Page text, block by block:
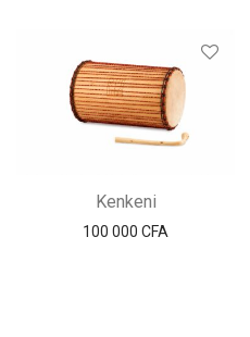
Kenkeni
100 000 CFA